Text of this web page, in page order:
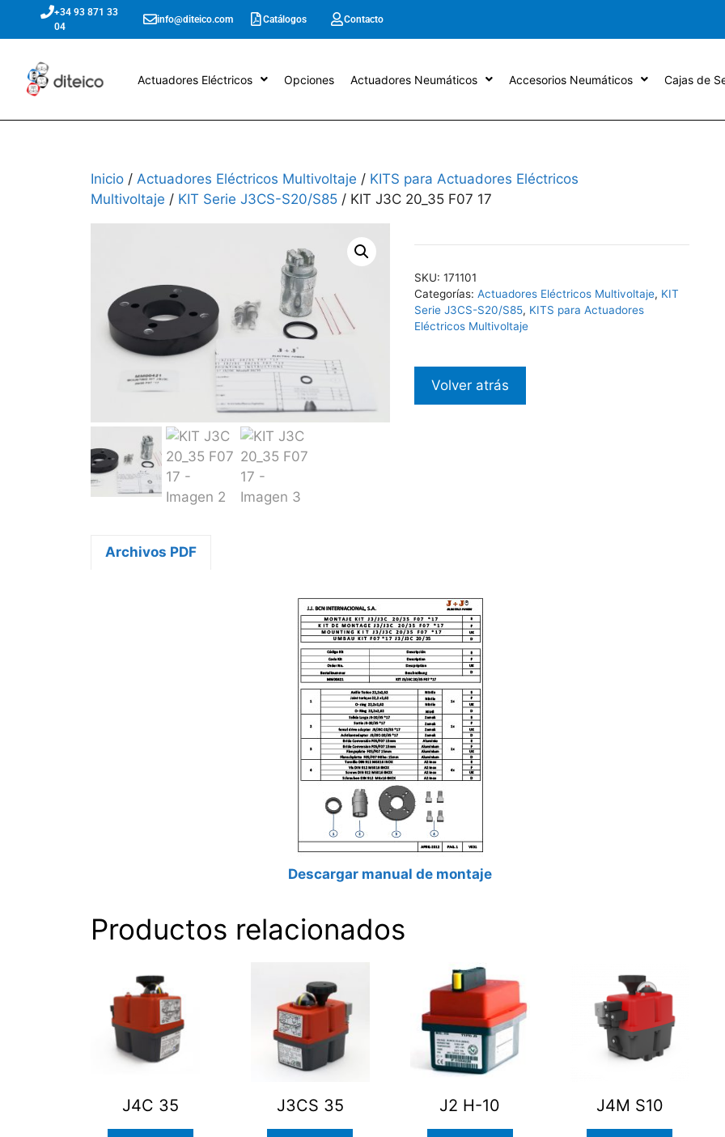
+34 93 871 33
04
info@diteico.com Catálogos Contacto
Actuadores Eléctricos Opciones Actuadores Neumáticos Accesorios Neumáticos Cajas de
Inicio / Actuadores Eléctricos Multivoltaje / KITS para Actuadores Eléctricos
Multivoltaje / KIT Serie J3CS-S20/S85 / KIT J3C 20_35 F07 17
SKU: 171101
Categorías: Actuadores Eléctricos Multivoltaje, KIT
Serie J3CS-S20/S85, KITS para Actuadores
Eléctricos Multivoltaje
Archivos PDF
Descargar manual de montaje
Productos relacionados
J4C 35 J3CS 35 J2 H-10 J4M S10